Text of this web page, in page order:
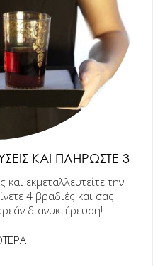
ΚΑΙ ΠΛΗΡΏΣΤΕ 3
εκμεταλλευτείτε την
4 βραδιές και σας
διανυκτέρευση!